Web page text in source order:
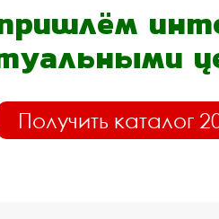
Получить каталог